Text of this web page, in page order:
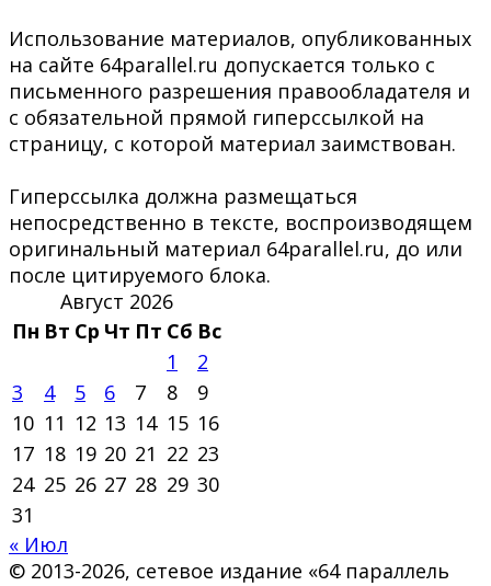
Использование материалов, опубликованных
на сайте 64parallel.ru допускается только с
письменного разрешения правообладателя и
с обязательной прямой гиперссылкой на
страницу, с которой материал заимствован.
Гиперссылка должна размещаться
непосредственно в тексте, воспроизводящем
оригинальный материал 64parallel.ru, до или
после цитируемого блока.
Август 2026
Пн Вт Ср Чт Пт Сб Вс
1
2
3
4 5 6 7 8
9
10 11 12 13 14 15 16
17 18 19 20 21 22 23
24 25 26 27 28 29 30
31
« Июл
© 2013-2026, сетевое издание «64 параллель